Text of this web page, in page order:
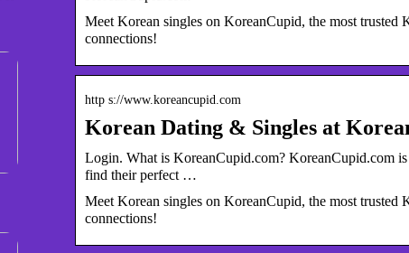
Meet Korean singles on KoreanCupid, the most trusted
connections!
http s://www.koreancupid.com
Korean Dating & Singles at
Login. What is KoreanCupid.com? KoreanCupid.com
find their perfect …
Meet Korean singles on KoreanCupid, the most trusted
connections!